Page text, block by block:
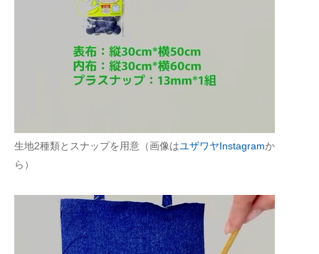
エネルギーの専門メディア
建設×テクノロジーの最前線
ちょっと気になるネットの話題
生地2種類とスナップを用意（画像はユザワヤInstagramか
ら）